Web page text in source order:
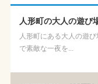
人形町の大人の遊び
人形町にある大人の遊
で素敵な一夜を...